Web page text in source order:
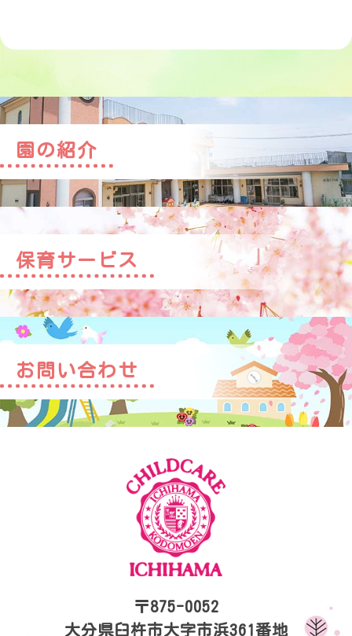
園の紹介
保育サービス
お問い合わせ
〒875-0052
大分県臼杵市大字市浜361番地